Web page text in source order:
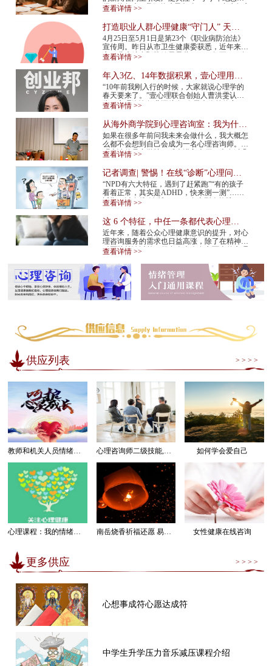
得了抑郁症”“我们的孩子怎么了”……青少年心
查看详情 >>
打造职业人群心理健康“守门人” 天津
市职业人群心理咨询平台上线
4月25日至5月1日是第23个《职业病防治法》
宣传周。昨日从市卫生健康委获悉，近年来我
市职业病综合预防效果显著，2015年至2024年
2024年...
查看详情 >>
年入3亿、14年数据积累，壹心理用AI
打造心理服务行业“小怪兽”
“10年前我刚入行的时候，大家就说心理学的
春天要来了。”壹心理联合创始人曹洪雯认
为，心理咨询行业还处在“春天来临前的寒
标准...
查看详情 >>
从海外商学院到心理咨询室：我为什么
在34岁决定转行
如果在很多年前问我未来会做什么，我大概怎
么都不会想到自己会成为一名心理咨询师。我
硕士读的是商学院。后来进入大厂，也有过几
常、...
查看详情 >>
记者调查| 警惕！在线“诊断”心理问
题，越治越病！
“NPD有六大特征，遇到了赶紧跑”“有的孩子
看着正常，其实是ADHD，快来测一测”……
近期，以在线“诊断”NPD（自恋型人格障
的视频在网...
查看详情 >>
这 6 个特征，中任一条都代表心理咨
询师不靠谱！赶紧换
近年来，随着公众心理健康意识的提升，对心
理咨询服务的需求也日益高涨，除了在精神专
科医院就诊以外，很多人也会在市面上的心理
备...
查看详情 >>
供应列表 > > > >
如何学会爱自己
南岳烧香祈福还愿 易经卜卦算命求运 女性健康在线咨询
更多供应 > > > >
心想事成符心愿达成符
中学生升学压力音乐减压课程介绍